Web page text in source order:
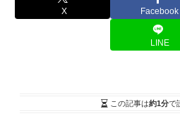
X Facebook
LINE
この記事は約1分で